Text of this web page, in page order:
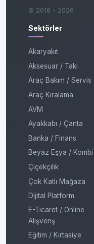
© 2018 - 2026
Sektörler
Akaryakıt
Aksesuar / Takı
Araç Bakım / Servis
Araç Kiralama
AVM
Ayakkabı / Çanta
Banka / Finans
Beyaz Eşya / Kombi
Çiçekçilik
Çok Katlı Mağaza
Dijital Platform
E-Ticaret / Online
Alışveriş
Eğitim / Kırtasiye